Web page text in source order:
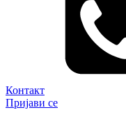
Контакт
Пријави се